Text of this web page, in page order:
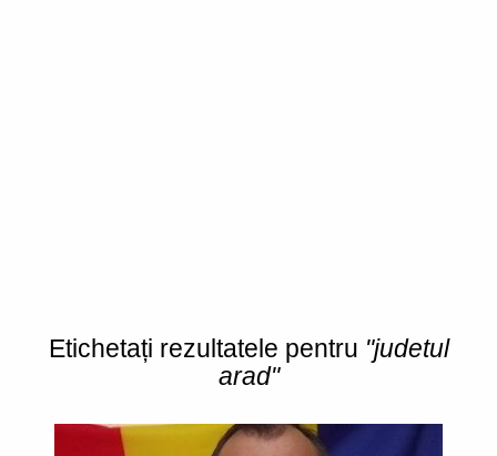
Etichetați rezultatele pentru "judetul
arad"